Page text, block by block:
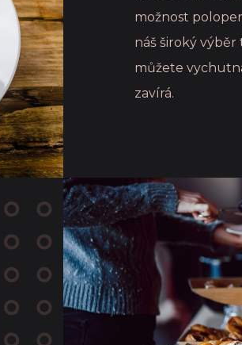
možnost
náš široký
můžete
zavírá.